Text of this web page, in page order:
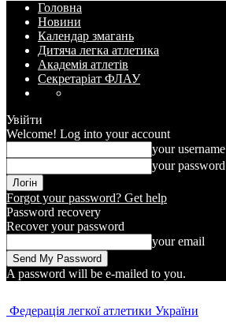
Головна
Новини
Календар змагань
Дитяча легка атлетика
Академія атлетів
Секретаріат ФЛАУ
Увійти
Welcome! Log into your account
your username
your password
Forgot your password? Get help
Password recovery
Recover your password
your email
A password will be e-mailed to you.
Федерація легкої атлетики України